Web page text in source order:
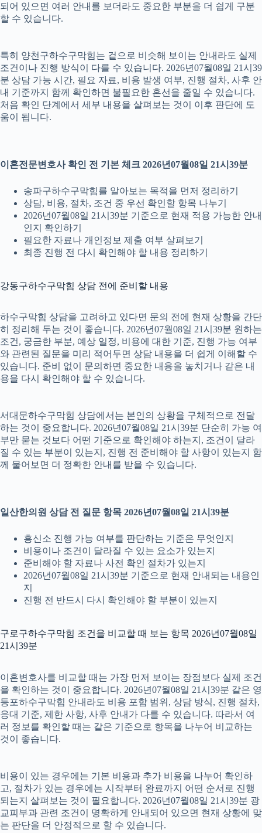
되어 있으면 여러 안내를 보더라도 중요한 부분을 더 쉽게 구분
할 수 있습니다.
특히 양천구하수구막힘는 겉으로 비슷해 보이는 안내라도 실제
조건이나 진행 방식이 다를 수 있습니다. 2026년07월08일 21시39
분 상담 가능 시간, 필요 자료, 비용 발생 여부, 진행 절차, 사후 안
내 기준까지 함께 확인하면 불필요한 혼선을 줄일 수 있습니다.
처음 확인 단계에서 세부 내용을 살펴보는 것이 이후 판단에 도
움이 됩니다.
이혼전문변호사 확인 전 기본 체크 2026년07월08일 21시39분
송파구하수구막힘를 알아보는 목적을 먼저 정리하기
상담, 비용, 절차, 조건 중 우선 확인할 항목 나누기
2026년07월08일 21시39분 기준으로 현재 적용 가능한 안내
인지 확인하기
필요한 자료나 개인정보 제출 여부 살펴보기
최종 진행 전 다시 확인해야 할 내용 정리하기
강동구하수구막힘 상담 전에 준비할 내용
하수구막힘 상담을 고려하고 있다면 문의 전에 현재 상황을 간단
히 정리해 두는 것이 좋습니다. 2026년07월08일 21시39분 원하는
조건, 궁금한 부분, 예상 일정, 비용에 대한 기준, 진행 가능 여부
와 관련된 질문을 미리 적어두면 상담 내용을 더 쉽게 이해할 수
있습니다. 준비 없이 문의하면 중요한 내용을 놓치거나 같은 내
용을 다시 확인해야 할 수 있습니다.
서대문하수구막힘 상담에서는 본인의 상황을 구체적으로 전달
하는 것이 중요합니다. 2026년07월08일 21시39분 단순히 가능 여
부만 묻는 것보다 어떤 기준으로 확인해야 하는지, 조건이 달라
질 수 있는 부분이 있는지, 진행 전 준비해야 할 사항이 있는지 함
께 물어보면 더 정확한 안내를 받을 수 있습니다.
일산한의원 상담 전 질문 항목 2026년07월08일 21시39분
흥신소 진행 가능 여부를 판단하는 기준은 무엇인지
비용이나 조건이 달라질 수 있는 요소가 있는지
준비해야 할 자료나 사전 확인 절차가 있는지
2026년07월08일 21시39분 기준으로 현재 안내되는 내용인
지
진행 전 반드시 다시 확인해야 할 부분이 있는지
구로구하수구막힘 조건을 비교할 때 보는 항목 2026년07월08일
21시39분
이혼변호사를 비교할 때는 가장 먼저 보이는 장점보다 실제 조건
을 확인하는 것이 중요합니다. 2026년07월08일 21시39분 같은 영
등포하수구막힘 안내라도 비용 포함 범위, 상담 방식, 진행 절차,
응대 기준, 제한 사항, 사후 안내가 다를 수 있습니다. 따라서 여
러 정보를 확인할 때는 같은 기준으로 항목을 나누어 비교하는
것이 좋습니다.
비용이 있는 경우에는 기본 비용과 추가 비용을 나누어 확인하
고, 절차가 있는 경우에는 시작부터 완료까지 어떤 순서로 진행
되는지 살펴보는 것이 필요합니다. 2026년07월08일 21시39분 광
교피부과 관련 조건이 명확하게 안내되어 있으면 현재 상황에 맞
는 판단을 더 안정적으로 할 수 있습니다.